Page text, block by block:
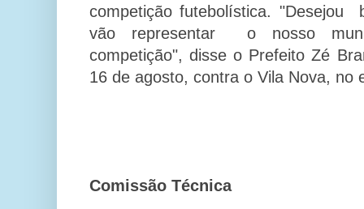
competição futebolística. "Desejou
vão representar o nosso
competição", disse o Prefeito Zé
16 de agosto, contra o Vila Nova, no
Comissão Técnica